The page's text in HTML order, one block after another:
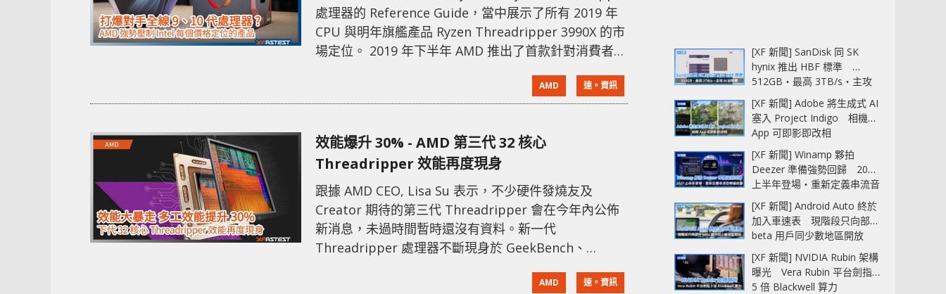
處理器的 Reference Guide，當中展示了所有 2019 年
CPU 與明年旗艦產品 Ryzen Threadripper 3990X 的市
場定位。 2019 年下半年 AMD 推出了首款針對消費者的
Ryzen Threadripper。到目前為止總共 6 款 Ryzen
CPU 已正式發布並向消費者提供，而兩款 Ryzen Thr
AMD 速。資訊
效能爆升 30% - AMD 第三代 32 核心
Threadripper 效能再度現身
跟據 AMD CEO, Lisa Su 表示，不少硬件發燒友及
Creator 期待的第三代 Threadripper 會在今年內公佈
新消息，未過時間暫時還沒有資料。新一代
Threadripper 處理器不斷現身於 GeekBench、
UserBenchmark 數據庫又出現了它的身影。 第二代
AMD 速。資訊
[XF 新聞] SanDisk 同 SK
hynix 推出 HBF 標準
512GB‧最高 3TB/s‧主攻
AI 記憶體
[XF 新聞] Adobe 將生成式 AI
塞入 Project Indigo 相機
App 可即影即改相
[XF 新聞] Winamp 夥拍
Deezer 準備強勢回歸 2027
上半年登場‧重新定義串流音
樂播放器
[XF 新聞] Android Auto 終於
加入車速表 現階段只向部分
beta 用戶同少數地區開放
[XF 新聞] NVIDIA Rubin 架構
曝光 Vera Rubin 平台劍指
5 倍 Blackwell 算力